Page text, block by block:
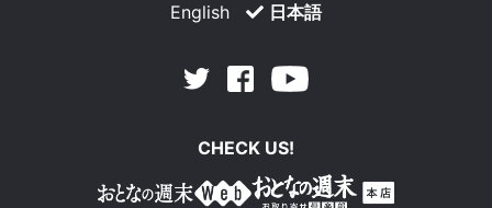
English 日本語
Twitter Facebook
CHECK US!